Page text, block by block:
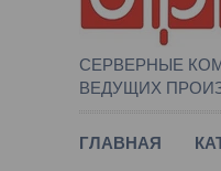
СЕРВЕРНЫЕ
ВЕДУЩИХ
ГЛАВНАЯ